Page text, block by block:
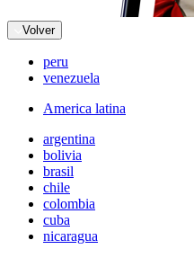
Volver
peru
venezuela
America latina
argentina
bolivia
brasil
chile
colombia
cuba
nicaragua